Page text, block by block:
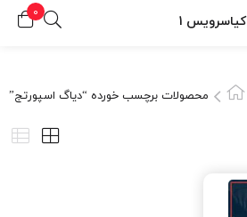
کیاسرویس 1
0
محصولات برچسب خورده “دیاگ اسپورتج”